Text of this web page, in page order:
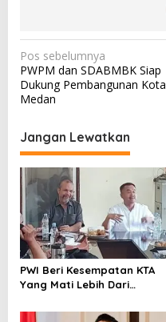
N
a
v
g
a
s
i
p
o
s
Pos sebelumnya
PWPM dan SDABMBK Siap
Dukung Pembangunan Kota
Medan
Jangan Lewatkan
PWI Beri Kesempatan KTA
Yang Mati Lebih Dari